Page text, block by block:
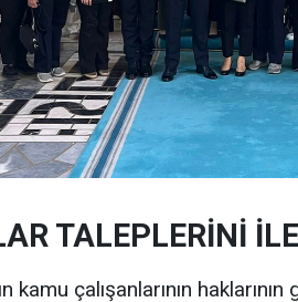
TALEPLERİNİ
kamu çalışanlarının